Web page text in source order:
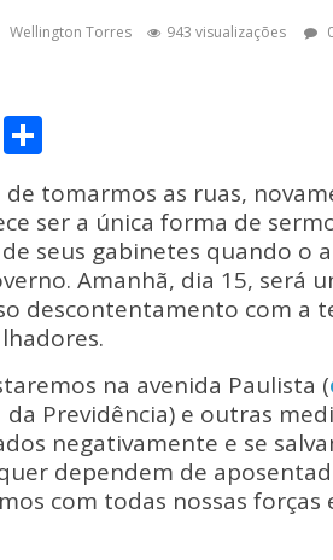
Wellington Torres 943 visualizações
C
k
h
ar
e
de tomarmos as ruas,
ser a única forma de
seus gabinetes quando o
Amanhã, dia 15, será
descontentamento com a
na avenida Paulista (
da Previdência) e outras
negativamente e se
dependem de
com todas nossas